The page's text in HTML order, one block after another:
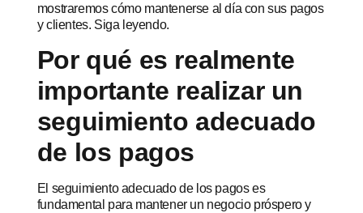
mostraremos cómo mantenerse al día con sus pagos
y clientes. Siga leyendo.
Por qué es realmente
importante realizar un
seguimiento adecuado
de los pagos
El seguimiento adecuado de los pagos es
fundamental para mantener un negocio próspero y